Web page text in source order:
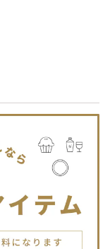
ので、どんな子
愛い子なので嬉